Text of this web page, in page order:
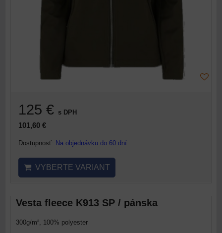
125 € s DPH
101,60 €
Dostupnosť: Na objednávku do 60 dní
VYBERTE VARIANT
Vesta fleece K913 SP / pánska
300g/m², 100% polyester